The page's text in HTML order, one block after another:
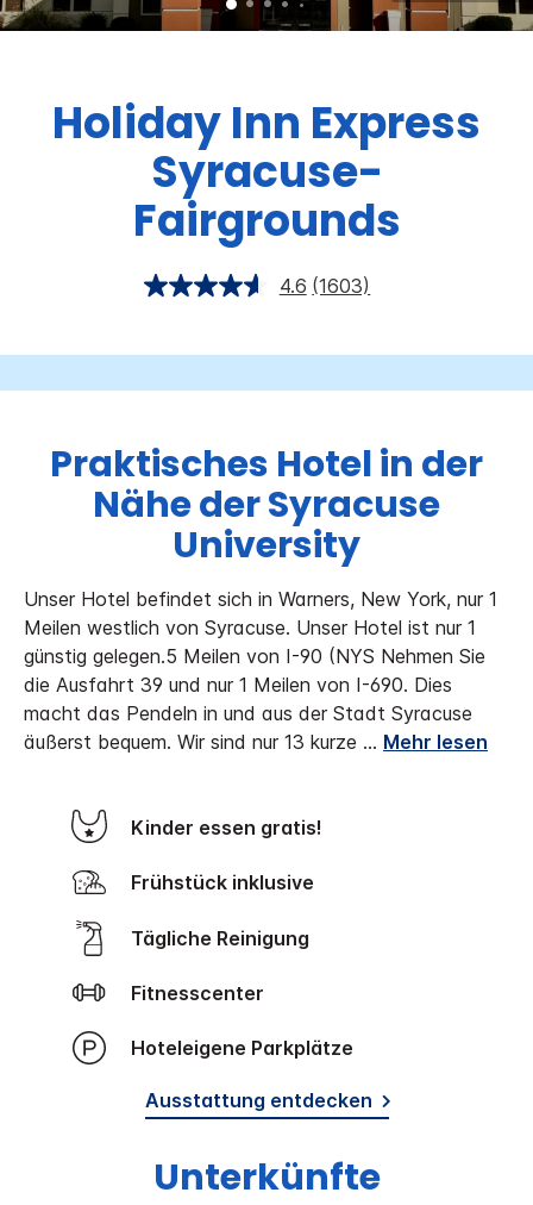
Holiday Inn Express
Syracuse-
Fairgrounds
4.6 (1603)
Praktisches Hotel in der
Nähe der Syracuse
University
Unser Hotel befindet sich in Warners, New York, nur 1
Meilen westlich von Syracuse. Unser Hotel ist nur 1
günstig gelegen.5 Meilen von I-90 (NYS Nehmen Sie
die Ausfahrt 39 und nur 1 Meilen von I-690. Dies
macht das Pendeln in und aus der Stadt Syracuse
äußerst bequem. Wir sind nur 13 kurze ... Mehr lesen
Kinder essen gratis!
Frühstück inklusive
Tägliche Reinigung
Fitnesscenter
Hoteleigene Parkplätze
Ausstattung entdecken
Unterkünfte